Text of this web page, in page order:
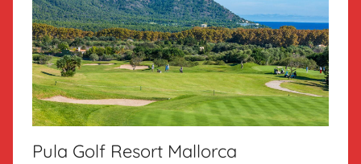
Pula Golf Resort Mallorca